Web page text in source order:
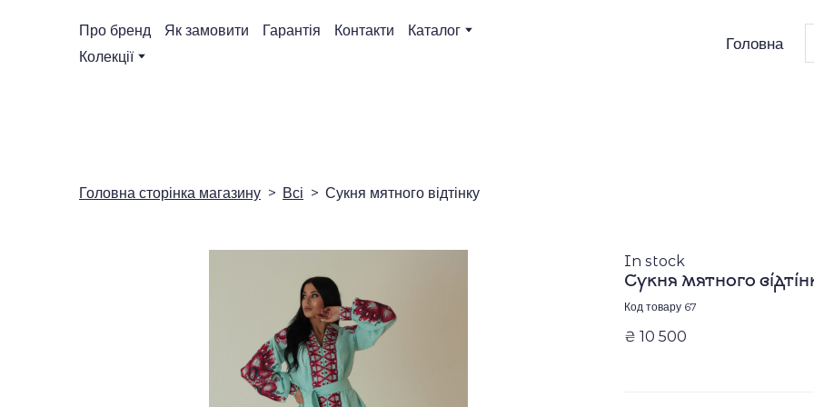
Про бренд Як замовити Гарантія Контакти
Каталог
Колекції
Головна
Головна сторінка магазину Всі Сукня мятного відтінку
In stock
Сукня мятного
Код товару 67
₴ 10 500